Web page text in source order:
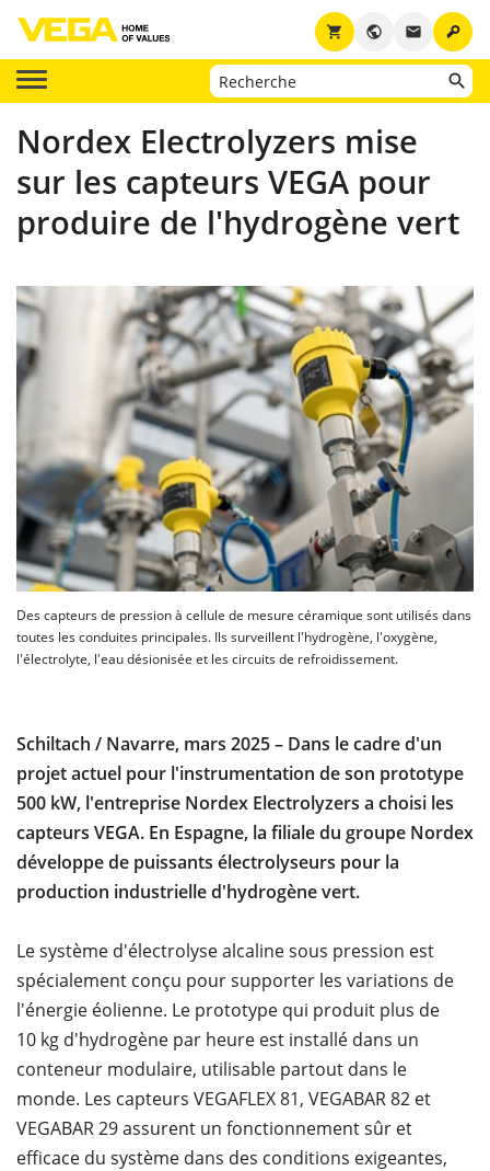
key
email
public
shopping_cart
Nordex Electrolyzers mise
sur les capteurs VEGA pour
produire de l'hydrogène vert
Des capteurs de pression à cellule de mesure céramique sont utilisés dans
toutes les conduites principales. Ils surveillent l'hydrogène, l'oxygène,
l'électrolyte, l'eau désionisée et les circuits de refroidissement.
Schiltach / Navarre, mars 2025 – Dans le cadre d'un
projet actuel pour l'instrumentation de son prototype
500 kW, l'entreprise Nordex Electrolyzers a choisi les
capteurs VEGA. En Espagne, la filiale du groupe Nordex
développe de puissants électrolyseurs pour la
production industrielle d'hydrogène vert.
Le système d'électrolyse alcaline sous pression est
spécialement conçu pour supporter les variations de
l'énergie éolienne. Le prototype qui produit plus de
10 kg d'hydrogène par heure est installé dans un
conteneur modulaire, utilisable partout dans le
monde. Les capteurs VEGAFLEX 81, VEGABAR 82 et
VEGABAR 29 assurent un fonctionnement sûr et
efficace du système dans des conditions exigeantes,